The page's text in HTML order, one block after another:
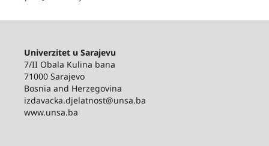
Univerzitet u Sarajevu
7/II Obala Kulina bana
71000 Sarajevo
Bosnia and Herzegovina
izdavacka.djelatnost@unsa.ba
www.unsa.ba